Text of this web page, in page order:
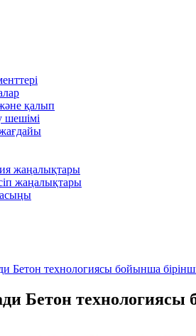
қалып
шешімі
жаңалықтары
жаңалықтары
Бетон технологиясы бойынша
Бетон технологиясы